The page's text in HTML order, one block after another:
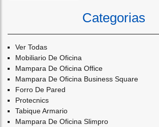
Categorias
Ver Todas
Mobiliario De Oficina
Mampara De Oficina Office
Mampara De Oficina Business Square
Forro De Pared
Protecnics
Tabique Armario
Mampara De Oficina Slimpro